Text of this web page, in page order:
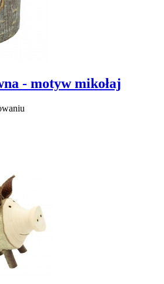
- motyw mikołaj